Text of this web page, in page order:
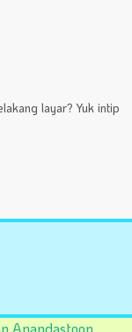
layar? Yuk intip